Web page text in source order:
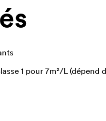
1 pour 7m²/L (dépend